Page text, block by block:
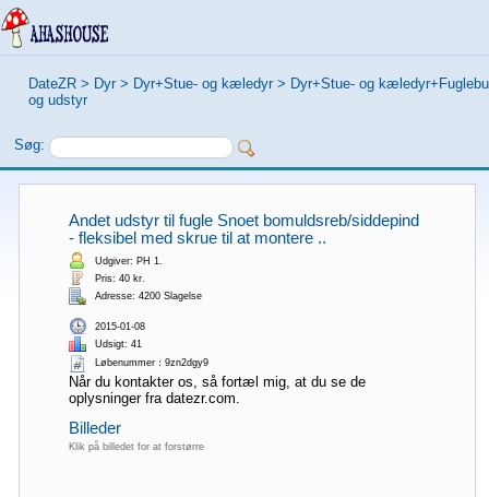
DateZR > Dyr > Dyr+Stue- og kæledyr > Dyr+Stue- og
og udstyr
Søg:
Andet udstyr til fugle Snoet bomuldsreb/siddepind
- fleksibel med skrue til at montere ..
Udgiver: PH 1.
Pris: 40 kr.
Adresse: 4200 Slagelse
2015-01-08
Udsigt: 41
Løbenummer：9zn2dgy9
Når du kontakter os, så fortæl mig, at du se de
oplysninger fra datezr.com.
Billeder
Klik på billedet for at forstørre